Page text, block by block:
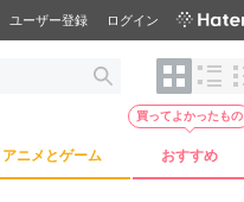
ユーザー登録 ログイン
アニメとゲーム おすすめ
買ってよかったもの